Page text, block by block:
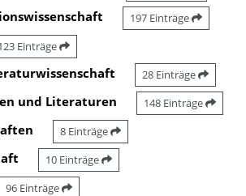
197 Einträge
Einträge
28 Einträge
und Literaturen 148 Einträge
8 Einträge
10 Einträge
96 Einträge